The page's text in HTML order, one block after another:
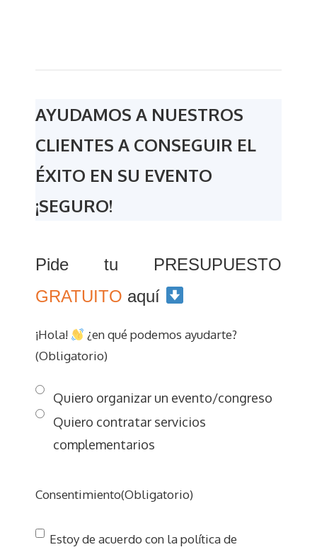
AYUDAMOS A NUESTROS
CLIENTES A CONSEGUIR EL
ÉXITO EN SU EVENTO
¡SEGURO!
Pide tu PRESUPUESTO
GRATUITO aquí
¡Hola!
¿en qué podemos ayudarte?
(Obligatorio)
Quiero organizar un evento/congreso
Quiero contratar servicios
complementarios
Consentimiento(Obligatorio)
Estoy de acuerdo con la política de